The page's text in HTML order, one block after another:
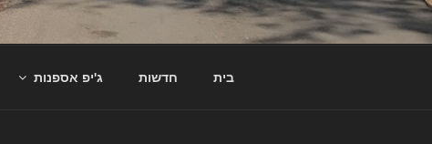
בית חדשות ג'יפ אספנות